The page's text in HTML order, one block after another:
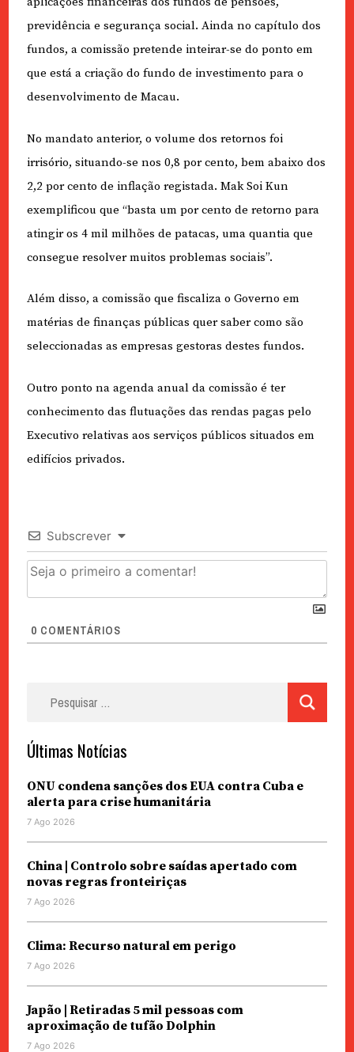
previdência e segurança social. Ainda no capítulo dos
fundos, a comissão pretende inteirar-se do ponto em
que está a criação do fundo de investimento para o
desenvolvimento de Macau.
No mandato anterior, o volume dos retornos foi
irrisório, situando-se nos 0,8 por cento, bem abaixo dos
2,2 por cento de inflação registada. Mak Soi Kun
exemplificou que “basta um por cento de retorno para
atingir os 4 mil milhões de patacas, uma quantia que
consegue resolver muitos problemas sociais”.
Além disso, a comissão que fiscaliza o Governo em
matérias de finanças públicas quer saber como são
seleccionadas as empresas gestoras destes fundos.
Outro ponto na agenda anual da comissão é ter
conhecimento das flutuações das rendas pagas pelo
Executivo relativas aos serviços públicos situados em
edifícios privados.
Subscrever
0 COMENTÁRIOS
Últimas Notícias
ONU condena sanções dos EUA contra Cuba e
alerta para crise humanitária
7 Ago 2026
China | Controlo sobre saídas apertado com
novas regras fronteiriças
7 Ago 2026
Clima: Recurso natural em perigo
7 Ago 2026
Japão | Retiradas 5 mil pessoas com
aproximação de tufão Dolphin
7 Ago 2026